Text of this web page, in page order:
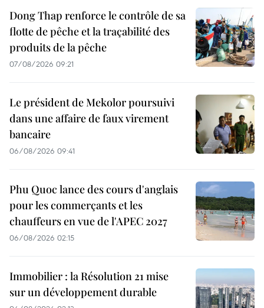
Dong Thap renforce le contrôle de sa
flotte de pêche et la traçabilité des
produits de la pêche
07/08/2026 09:21
Le président de Mekolor poursuivi
dans une affaire de faux virement
bancaire
06/08/2026 09:41
Phu Quoc lance des cours d'anglais
pour les commerçants et les
chauffeurs en vue de l'APEC 2027
06/08/2026 02:15
Immobilier : la Résolution 21 mise
sur un développement durable